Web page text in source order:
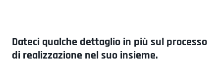
Dateci qualche dettaglio in più sul processo
di realizzazione nel suo insieme.